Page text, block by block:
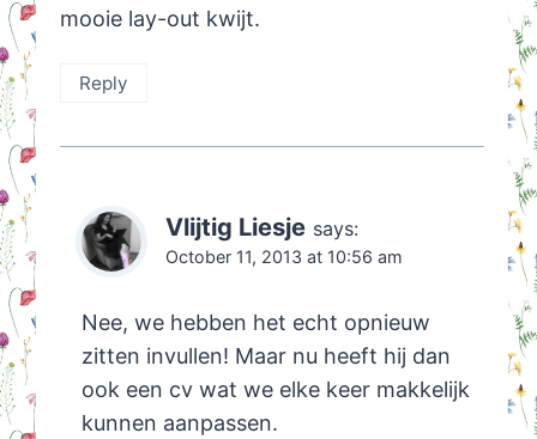
mooie lay-out kwijt.
Reply
Vlijtig Liesje says:
October 11, 2013 at 10:56 am
Nee, we hebben het echt opnieuw
zitten invullen! Maar nu heeft hij dan
ook een cv wat we elke keer makkelijk
kunnen aanpassen.